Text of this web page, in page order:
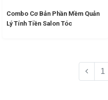
Combo Cơ Bản Phần Mềm Quản
Lý Tính Tiền Salon Tóc
1